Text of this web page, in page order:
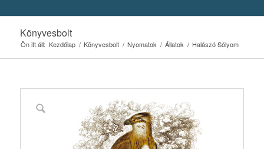
Könyvesbolt
Ön itt áll: Kezdőlap / Könyvesbolt / Nyomatok / Állatok / Halászó Sólyom